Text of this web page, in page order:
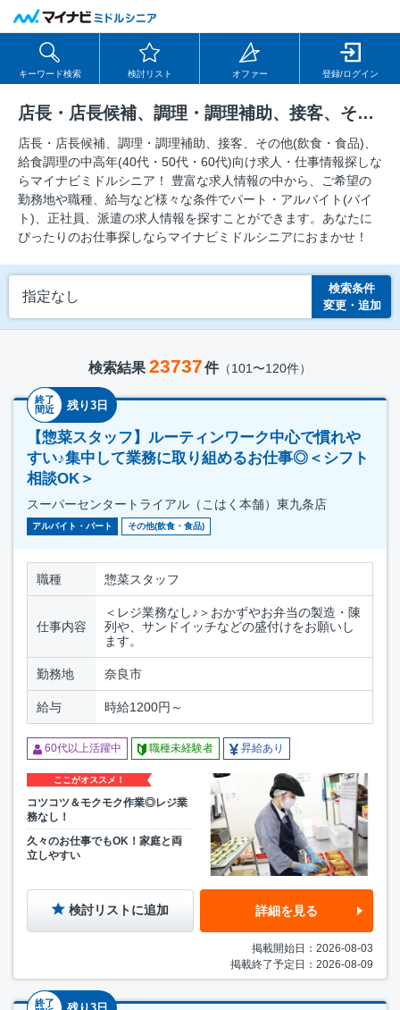
キーワード検索 検討リスト オファー 登録/ログイン
店長・店長候補、調理・調理補助、接客、その他(飲食・食品)、給食調理の求人
店長・店長候補、調理・調理補助、接客、その他(飲食・食品)、
給食調理の中⾼年(40代・50代・60代)向け求⼈・仕事情報探しな
らマイナビミドルシニア！ 豊富な求人情報の中から、ご希望の
勤務地や職種、給与など様々な条件でパート・アルバイト(バイ
ト)、正社員、派遣の求人情報を探すことができます。あなたに
ぴったりのお仕事探しならマイナビミドルシニアにおまかせ！
指定なし
検索条件
変更・追加
検索結果 23737件（101〜120件）
終了
間近
残り3日
【惣菜スタッフ】ルーティンワーク中心で慣れや
すい♪集中して業務に取り組めるお仕事◎＜シフト
相談OK＞
スーパーセンタートライアル（こはく本舗）東九条店
アルバイト・パート その他(飲食・食品)
職種 惣菜スタッフ
仕事内容
＜レジ業務なし♪＞おかずやお弁当の製造・陳
列や、サンドイッチなどの盛付けをお願いし
ます。
勤務地 奈良市
給与 時給1200円～
60代以上活躍中 職種未経験者 昇給あり
ここがオススメ！
コツコツ＆モクモク作業◎レジ業
務なし！
久々のお仕事でもOK！家庭と両
立しやすい
検討リストに追加 詳細を見る
掲載開始日：2026-08-03
掲載終了予定日：2026-08-09
終了